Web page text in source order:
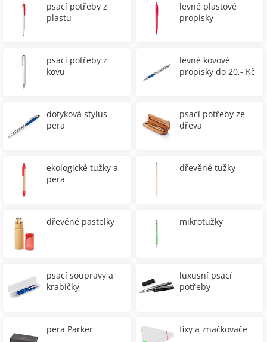
psací potřeby z
plastu
levné plastové
propisky
psací potřeby z
kovu
levné kovové
propisky do 20,- Kč
dotyková stylus
pera
psací potřeby ze
dřeva
ekologické tužky a
pera
dřevěné tužky
dřevěné pastelky mikrotužky
psací soupravy a
krabičky
luxusní psací
potřeby
pera Parker fixy a značkovače